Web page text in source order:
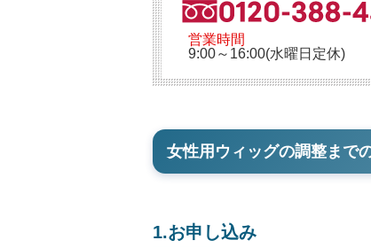
営業時間
9:00～16:00(水曜日定休)
女性用ウィッグの調整まで
1.お申し込み